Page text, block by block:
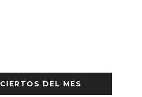
DEL MES